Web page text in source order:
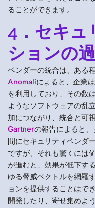
ることができます。
4．セキュ
ションの
ベンダーの統合は、ある
Anomaliによると、企業
を利用しており、その数
ようなソフトウェアの乱
加につながり、統合と可
Gartnerの報告によると
間にセキュリティベンダ
ですが、それも驚くには
が進むと、効果が低下す
ゆる脅威ベクトルを網羅
ョンを提供することはで
開発したり、寄せ集めよ